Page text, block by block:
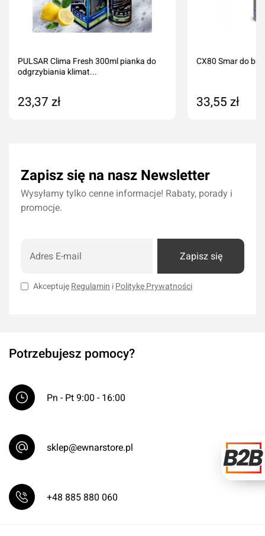
PULSAR Clima Fresh 300ml pianka do
odgrzybiania klimat...
23,37 zł
CX80 Smar do
33,55 zł
Zapisz się na nasz Newsletter
Wysyłamy tylko cenne informacje! Rabaty, porady i
promocje.
Zapisz się
Akceptuję Regulamin i Politykę Prywatności
Potrzebujesz pomocy?
Pn - Pt 9:00 - 16:00
sklep@ewnarstore.pl
+48 885 880 060